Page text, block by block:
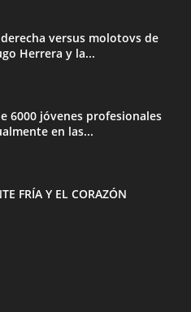
versus molotovs de
Herrera y la...
6000 jóvenes profesionales
en las...
FRÍA Y EL CORAZÓN